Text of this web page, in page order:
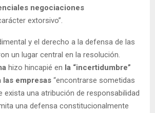
negociaciones
extorsivo”.
y el derecho a la defensa de las
un lugar central en la resolución.
hizo hincapié en la “incertidumbre”
las empresas “encontrarse sometidas
exista una atribución de responsabilidad
una defensa constitucionalmente